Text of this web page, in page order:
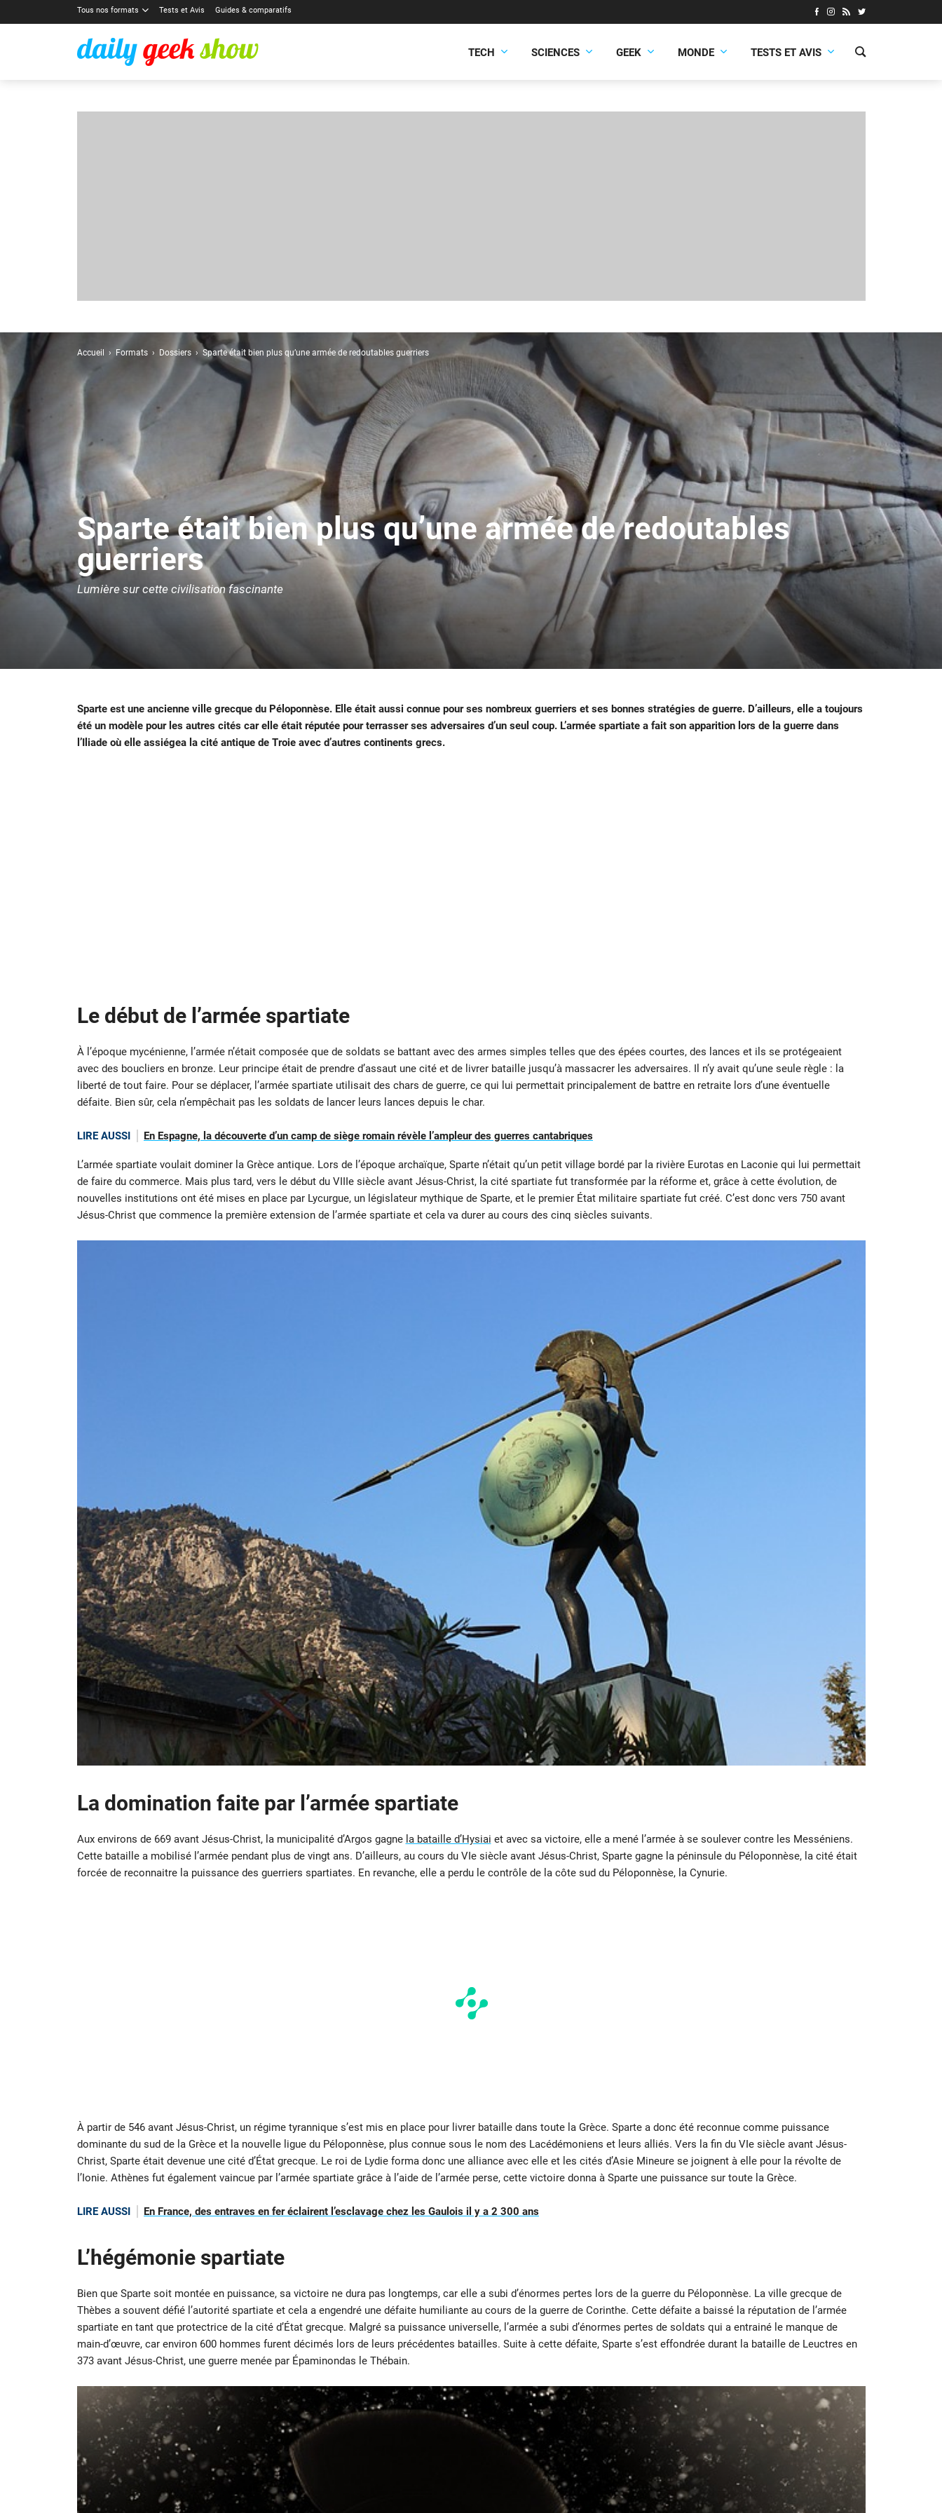
Tous nos formats Tests et Avis Guides & comparatifs
TECH SCIENCES GEEK MONDE TESTS ET AVIS
Accueil Formats Dossiers Sparte était bien plus qu’une armée de redoutables guerriers
Sparte était bien plus qu’une armée de redoutables
guerriers
Lumière sur cette civilisation fascinante
Sparte est une ancienne ville grecque du Péloponnèse. Elle était aussi connue pour ses nombreux guerriers et ses bonnes stratégies de guerre. D’ailleurs, elle a toujours
été un modèle pour les autres cités car elle était réputée pour terrasser ses adversaires d’un seul coup. L’armée spartiate a fait son apparition lors de la guerre dans
l’Iliade où elle assiégea la cité antique de Troie avec d’autres continents grecs.
Le début de l’armée spartiate
À l’époque mycénienne, l’armée n’était composée que de soldats se battant avec des armes simples telles que des épées courtes, des lances et ils se protégeaient
avec des boucliers en bronze. Leur principe était de prendre d’assaut une cité et de livrer bataille jusqu’à massacrer les adversaires. Il n’y avait qu’une seule règle : la
liberté de tout faire. Pour se déplacer, l’armée spartiate utilisait des chars de guerre, ce qui lui permettait principalement de battre en retraite lors d’une éventuelle
défaite. Bien sûr, cela n’empêchait pas les soldats de lancer leurs lances depuis le char.
LIRE AUSSI En Espagne, la découverte d’un camp de siège romain révèle l’ampleur des guerres cantabriques
L’armée spartiate voulait dominer la Grèce antique. Lors de l’époque archaïque, Sparte n’était qu’un petit village bordé par la rivière Eurotas en Laconie qui lui permettait
de faire du commerce. Mais plus tard, vers le début du VIIIe siècle avant Jésus-Christ, la cité spartiate fut transformée par la réforme et, grâce à cette évolution, de
nouvelles institutions ont été mises en place par Lycurgue, un législateur mythique de Sparte, et le premier État militaire spartiate fut créé. C’est donc vers 750 avant
Jésus-Christ que commence la première extension de l’armée spartiate et cela va durer au cours des cinq siècles suivants.
La domination faite par l’armée spartiate
Aux environs de 669 avant Jésus-Christ, la municipalité d’Argos gagne la bataille d’Hysiai et avec sa victoire, elle a mené l’armée à se soulever contre les Messéniens.
Cette bataille a mobilisé l’armée pendant plus de vingt ans. D’ailleurs, au cours du VIe siècle avant Jésus-Christ, Sparte gagne la péninsule du Péloponnèse, la cité était
forcée de reconnaitre la puissance des guerriers spartiates. En revanche, elle a perdu le contrôle de la côte sud du Péloponnèse, la Cynurie.
À partir de 546 avant Jésus-Christ, un régime tyrannique s’est mis en place pour livrer bataille dans toute la Grèce. Sparte a donc été reconnue comme puissance
dominante du sud de la Grèce et la nouvelle ligue du Péloponnèse, plus connue sous le nom des Lacédémoniens et leurs alliés. Vers la fin du VIe siècle avant Jésus-
Christ, Sparte était devenue une cité d’État grecque. Le roi de Lydie forma donc une alliance avec elle et les cités d’Asie Mineure se joignent à elle pour la révolte de
l’Ionie. Athènes fut également vaincue par l’armée spartiate grâce à l’aide de l’armée perse, cette victoire donna à Sparte une puissance sur toute la Grèce.
LIRE AUSSI En France, des entraves en fer éclairent l’esclavage chez les Gaulois il y a 2 300 ans
L’hégémonie spartiate
Bien que Sparte soit montée en puissance, sa victoire ne dura pas longtemps, car elle a subi d’énormes pertes lors de la guerre du Péloponnèse. La ville grecque de
Thèbes a souvent défié l’autorité spartiate et cela a engendré une défaite humiliante au cours de la guerre de Corinthe. Cette défaite a baissé la réputation de l’armée
spartiate en tant que protectrice de la cité d’État grecque. Malgré sa puissance universelle, l’armée a subi d’énormes pertes de soldats qui a entrainé le manque de
main-d’œuvre, car environ 600 hommes furent décimés lors de leurs précédentes batailles. Suite à cette défaite, Sparte s’est effondrée durant la bataille de Leuctres en
373 avant Jésus-Christ, une guerre menée par Épaminondas le Thébain.